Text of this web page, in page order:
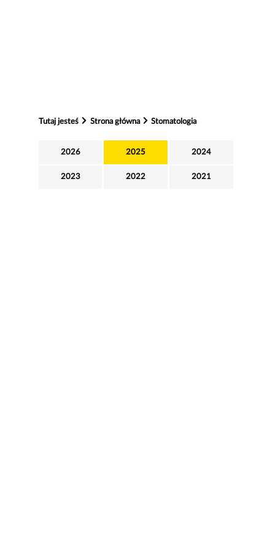
Tutaj jesteś Strona główna Stomatologia
2026 2025 2024
2023 2022 2021